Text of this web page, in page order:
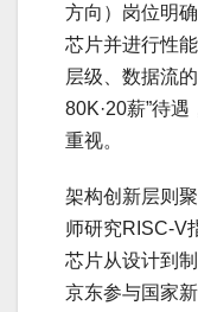
方向）岗位明
芯片并进行性
层级、数据流
80K·20薪”待
重视。
架构创新层则
师研究RISC-V
芯片从设计到
京东参与国家